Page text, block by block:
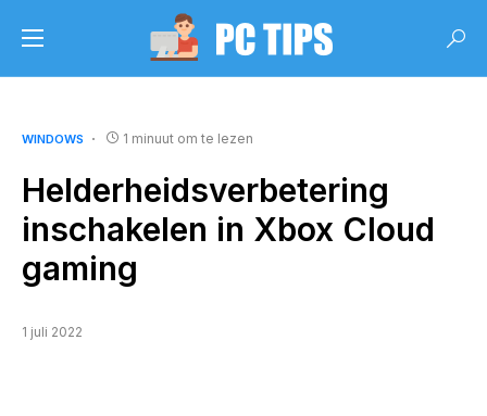
WINDOWS 1 minuut om te lezen
Helderheidsverbetering
inschakelen in Xbox Cloud
gaming
1 juli 2022